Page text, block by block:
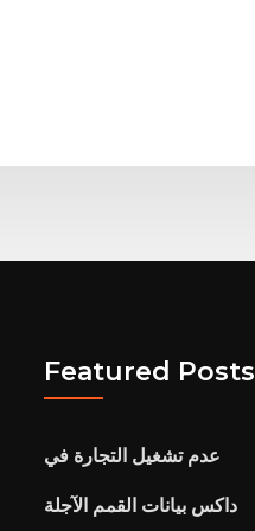
Featured Posts
عدم تشغيل التجارة في
داكس بيانات القمم الآجلة